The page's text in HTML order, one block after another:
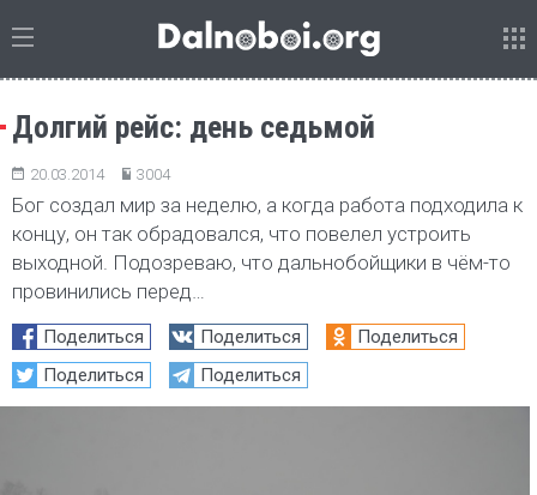
Долгий рейс: день седьмой
20.03.2014 3004
Бог создал мир за неделю, а когда работа подходила к
концу, он так обрадовался, что повелел устроить
выходной. Подозреваю, что дальнобойщики в чём-то
провинились перед…
Поделиться Поделиться
Поделиться
Поделиться
Поделиться